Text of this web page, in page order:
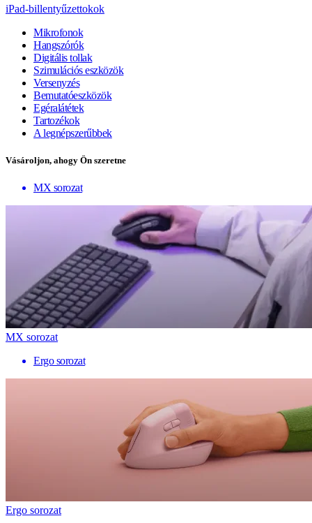
iPad-billentyűzettokok
Mikrofonok
Hangszórók
Digitális tollak
Szimulációs eszközök
Versenyzés
Bemutatóeszközök
Egéralátétek
Tartozékok
A legnépszerűbbek
Vásároljon, ahogy Ön szeretne
MX sorozat
MX sorozat
Ergo sorozat
Ergo sorozat